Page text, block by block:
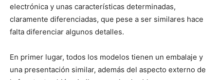
electrónica y unas características determinadas,
claramente diferenciadas, que pese a ser similares hace
falta diferenciar algunos detalles.
En primer lugar, todos los modelos tienen un embalaje y
una presentación similar, además del aspecto externo de